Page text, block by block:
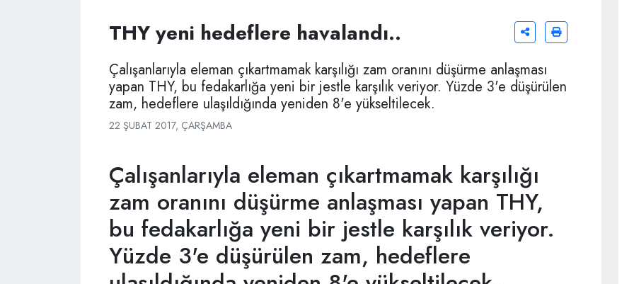
THY yeni hedeflere havalandı..
Çalışanlarıyla eleman çıkartmamak karşılığı zam oranını düşürme anlaşması
yapan THY, bu fedakarlığa yeni bir jestle karşılık veriyor. Yüzde 3'e düşürülen
zam, hedeflere ulaşıldığında yeniden 8'e yükseltilecek.
22 ŞUBAT 2017, ÇARŞAMBA
Çalışanlarıyla eleman çıkartmamak karşılığı
zam oranını düşürme anlaşması yapan THY,
bu fedakarlığa yeni bir jestle karşılık veriyor.
Yüzde 3'e düşürülen zam, hedeflere